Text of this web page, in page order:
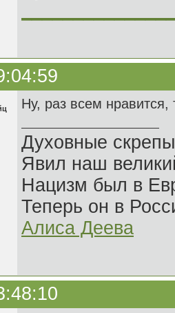
Ну, раз всем нравится,
Духовные
Явил наш
Нацизм был в
Теперь он в
Алиса Деева